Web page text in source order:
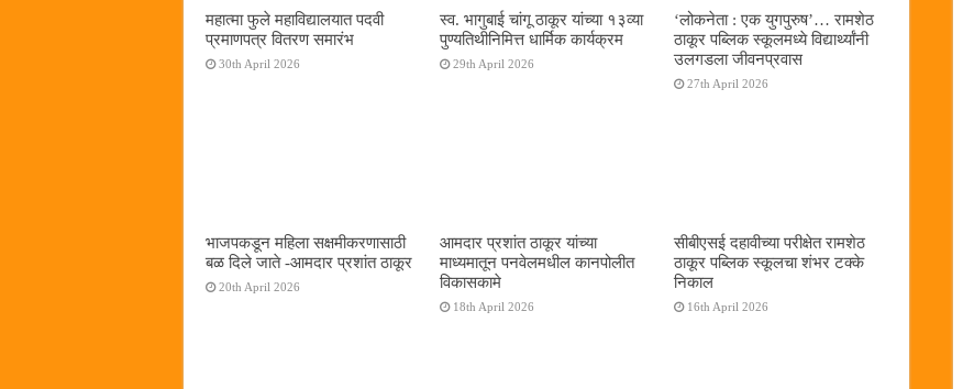
महात्मा फुले महाविद्यालयात पदवी
प्रमाणपत्र वितरण समारंभ
30th April 2026
स्व. भागुबाई चांगू ठाकूर यांच्या १३व्या
पुण्यतिथीनिमित्त धार्मिक कार्यक्रम
29th April 2026
‌‘लोकनेता : एक युगपुरुष‌’… रामशेठ
ठाकूर पब्लिक स्कूलमध्ये विद्यार्थ्यांनी
उलगडला जीवनप्रवास
27th April 2026
भाजपकडून महिला सक्षमीकरणासाठी
बळ दिले जाते -आमदार प्रशांत ठाकूर
20th April 2026
आमदार प्रशांत ठाकूर यांच्या
माध्यमातून पनवेलमधील कानपोलीत
विकासकामे
18th April 2026
सीबीएसई दहावीच्या परीक्षेत रामशेठ
ठाकूर पब्लिक स्कूलचा शंभर टक्के
निकाल
16th April 2026